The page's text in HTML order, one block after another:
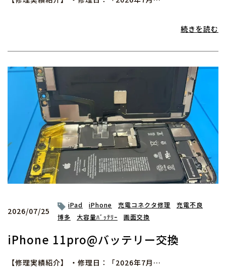
続きを読む
2026/07/25
iPad iPhone 充電コネクタ修理
充電不良
博多
大容量ﾊﾞｯﾃﾘｰ 画面交換
iPhone 11pro@バッテリー交換
【修理実績紹介】 ・修理日：「2026年7月…